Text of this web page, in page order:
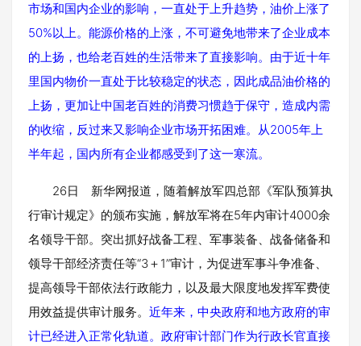
市场和国内企业的影响，一直处于上升趋势，油价上涨了
50%以上。能源价格的上涨，不可避免地带来了企业成本
的上扬，也给老百姓的生活带来了直接影响。由于近十年
里国内物价一直处于比较稳定的状态，因此成品油价格的
上扬，更加让中国老百姓的消费习惯趋于保守，造成内需
的收缩，反过来又影响企业市场开拓困难。从2005年上
半年起，国内所有企业都感受到了这一寒流。
26日 新华网报道，随着解放军四总部《军队预算执
行审计规定》的颁布实施，解放军将在5年内审计4000余
名领导干部。突出抓好战备工程、军事装备、战备储备和
领导干部经济责任等“3＋1”审计，为促进军事斗争准备、
提高领导干部依法行政能力，以及最大限度地发挥军费使
用效益提供审计服务。 近年来，中央政府和地方政府的审
计已经进入正常化轨道。政府审计部门作为行政长官直接